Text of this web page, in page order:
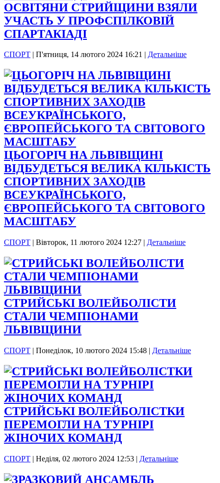
ОСВІТЯНИ СТРИЙЩИНИ ВЗЯЛИ
УЧАСТЬ У ПРОФСПІЛКОВІЙ
СПАРТАКІАДІ
СПОРТ П'ятниця, 14 лютого 2024 16:21 Детальніше
ЦЬОГОРІЧ НА ЛЬВІВЩИНІ
ВІДБУДЕТЬСЯ ВЕЛИКА КІЛЬКІСТЬ
СПОРТИВНИХ ЗАХОДІВ
ВСЕУКРАЇНСЬКОГО,
ЄВРОПЕЙСЬКОГО ТА СВІТОВОГО
МАСШТАБУ
СПОРТ | Вівторок, 11 лютого 2024 12:27 | Детальніше
СТРИЙСЬКІ ВОЛЕЙБОЛІСТИ
СТАЛИ ЧЕМПІОНАМИ
ЛЬВІВЩИНИ
СПОРТ | Понеділок, 10 лютого 2024 15:48 | Детальніше
СТРИЙСЬКІ ВОЛЕЙБОЛІСТКИ
ПЕРЕМОГЛИ НА ТУРНІРІ
ЖІНОЧИХ КОМАНД
СПОРТ | Неділя, 02 лютого 2024 12:53 | Детальніше